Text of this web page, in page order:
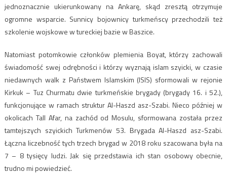
jednoznacznie ukierunkowany na Ankarę, skąd zresztą otrzymuje
ogromne wsparcie. Sunnicy bojownicy turkmeńscy przechodzili też
szkolenie wojskowe w tureckiej bazie w Baszice.
Natomiast potomkowie członków plemienia Boyat, którzy zachowali
świadomość swej odrębności i którzy wyznają islam szyicki, w czasie
niedawnych walk z Państwem Islamskim (ISIS) sformowali w rejonie
Kirkuk – Tuz Churmatu dwie turkmeńskie brygady (brygady 16. i 52.),
funkcjonujące w ramach struktur Al-Haszd asz-Szabi. Nieco później w
okolicach Tall Afar, na zachód od Mosulu, sformowana została przez
tamtejszych szyickich Turkmenów 53. Brygada Al-Haszd asz-Szabi.
Łączna liczebność tych trzech brygad w 2018 roku szacowana była na
7 – 8 tysięcy ludzi. Jak się przedstawia ich stan osobowy obecnie,
trudno mi powiedzieć.